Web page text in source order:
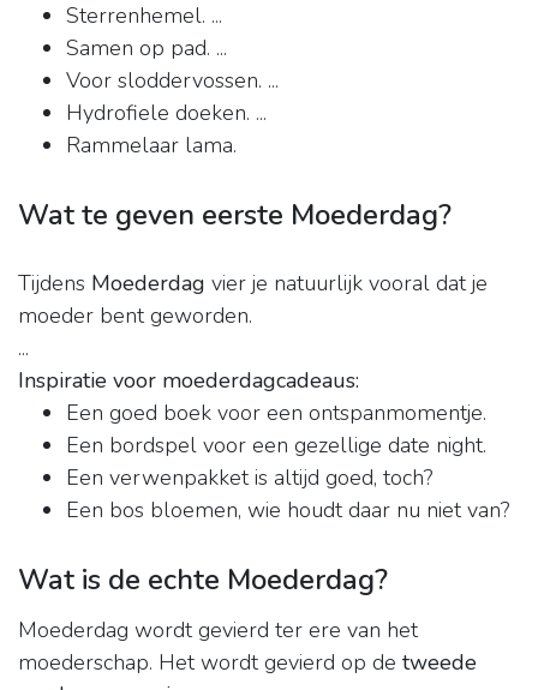
Sterrenhemel. ...
Samen op pad. ...
Voor sloddervossen. ...
Hydrofiele doeken. ...
Rammelaar lama.
Wat te geven eerste Moederdag?
Tijdens Moederdag vier je natuurlijk vooral dat je
moeder bent geworden.
...
Inspiratie voor moederdagcadeaus:
Een goed boek voor een ontspanmomentje.
Een bordspel voor een gezellige date night.
Een verwenpakket is altijd goed, toch?
Een bos bloemen, wie houdt daar nu niet van?
Wat is de echte Moederdag?
Moederdag wordt gevierd ter ere van het
moederschap. Het wordt gevierd op de tweede